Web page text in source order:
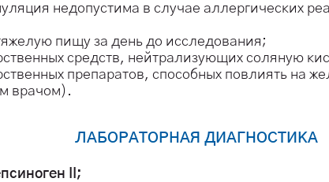
недопустима в случае аллергических
пищу за день до исследования;
средств, нейтрализующих соляную
препаратов, способных повлиять на
врачом).
ЛАБОРАТОРНАЯ ДИАГНОСТИКА
II;